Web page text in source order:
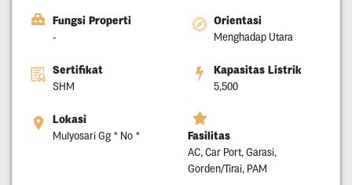
Fungsi Properti
-
Orientasi
Menghadap Utara
Sertifikat
SHM
Kapasitas Listrik
5,500
Lokasi
Mulyosari Gg * No * Fasilitas
AC, Car Port, Garasi,
Gorden/Tirai, PAM